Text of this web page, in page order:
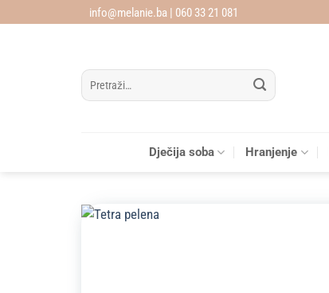
info@melanie.ba | 060 33 21 081
Pretraži:
Dječija soba Hranjenje